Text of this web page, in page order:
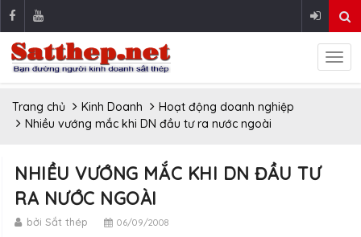
Trang chủ Kinh Doanh
Hoạt động doanh nghiệp
Nhiều vướng mắc khi DN đầu tư ra nước ngoài
NHIỀU VƯỚNG MẮC KHI DN ĐẦU TƯ
RA NƯỚC NGOÀI
bởi Sắt thép 06/09/2008